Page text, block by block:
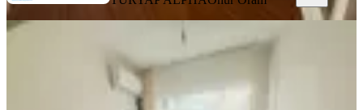
YENİ
Haseki Tramway Durağına 1 Dakika
Yürüme Mesafesinde 2+1 Daire
Fatih, Molla Gürani Mahallesi